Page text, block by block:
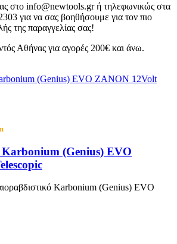
στο info@newtools.gr ή τηλεφωνικώς στα
για να σας βοηθήσουμε για τον πιο
της παραγγελίας σας!
Αθήνας για αγορές 200€ και άνω.
Karbonium (Genius) EVO
Karbonium (Genius) EVO